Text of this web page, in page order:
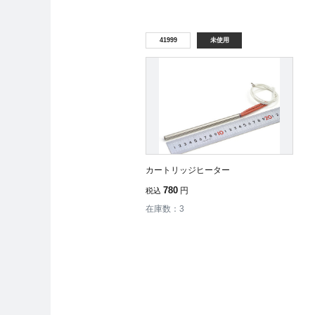
41999 未使用
カートリッジヒーター
税込 780 円
在庫数：3